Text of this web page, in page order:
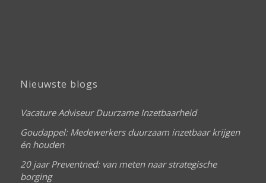
Nieuwste blogs
Vacature Adviseur Duurzame Inzetbaarheid
Goudappel: Medewerkers duurzaam inzetbaar krijgen
én houden
20 jaar Preventned: van meten naar strategische
borging